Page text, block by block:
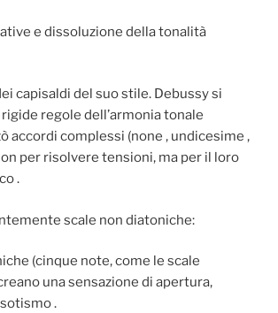
e dissoluzione della tonalità
capisaldi del suo stile. Debussy si
regole dell’armonia tonale
accordi complessi (none , undicesime ,
per risolvere tensioni, ma per il loro
.
scale non diatoniche:
(cinque note, come le scale
una sensazione di apertura,
.